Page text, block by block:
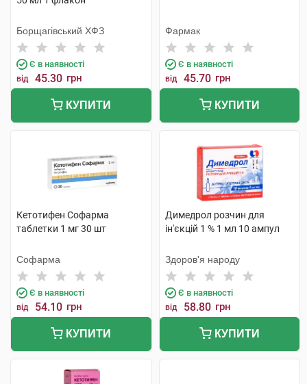
Борщагівський ХФЗ
Є в наявності
від 45.30 грн
КУПИТИ
Фармак
Є в наявності
від 45.70 грн
КУПИТИ
Кетотифен Софарма
таблетки 1 мг 30 шт
Софарма
Є в наявності
від 54.10 грн
КУПИТИ
Димедрол розчин для
ін'єкцій 1 % 1 мл 10 ампул
Здоров'я народу
Є в наявності
від 58.80 грн
КУПИТИ